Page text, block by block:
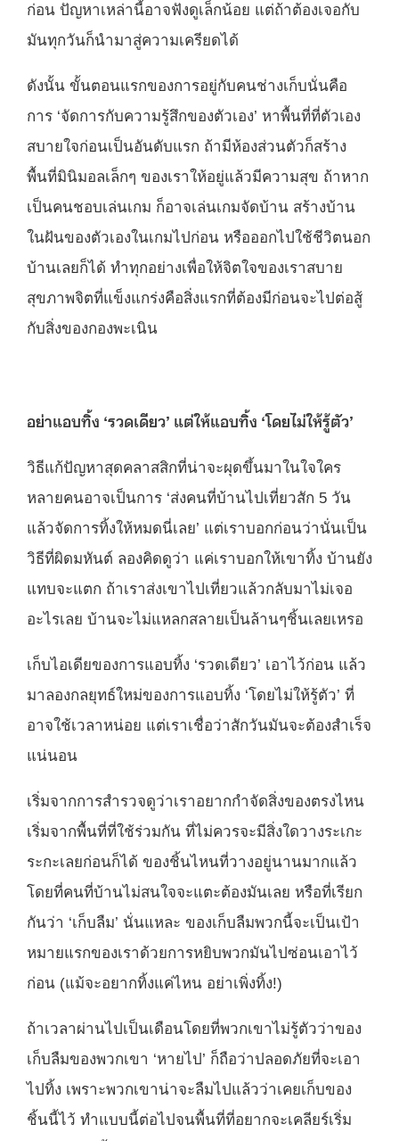
ก่อน ปัญหาเหล่านี้อาจฟังดูเล็กน้อย แต่ถ้าต้องเจอกับ
มันทุกวันก็นำมาสู่ความเครียดได้
ดังนั้น ขั้นตอนแรกของการอยู่กับคนช่างเก็บนั่นคือ
การ ‘จัดการกับความรู้สึกของตัวเอง’ หาพื้นที่ที่ตัวเอง
สบายใจก่อนเป็นอันดับแรก ถ้ามีห้องส่วนตัวก็สร้าง
พื้นที่มินิมอลเล็กๆ ของเราให้อยู่แล้วมีความสุข ถ้าหาก
เป็นคนชอบเล่นเกม ก็อาจเล่นเกมจัดบ้าน สร้างบ้าน
ในฝันของตัวเองในเกมไปก่อน หรือออกไปใช้ชีวิตนอก
บ้านเลยก็ได้ ทำทุกอย่างเพื่อให้จิตใจของเราสบาย
สุขภาพจิตที่แข็งแกร่งคือสิ่งแรกที่ต้องมีก่อนจะไปต่อสู้
กับสิ่งของกองพะเนิน
อย่าแอบทิ้ง ‘รวดเดียว’ แต่ให้แอบทิ้ง ‘โดยไม่ให้รู้ตัว’
วิธีแก้ปัญหาสุดคลาสสิกที่น่าจะผุดขึ้นมาในใจใคร
หลายคนอาจเป็นการ ‘ส่งคนที่บ้านไปเที่ยวสัก 5 วัน
แล้วจัดการทิ้งให้หมดนี่เลย’ แต่เราบอกก่อนว่านั่นเป็น
วิธีที่ผิดมหันต์ ลองคิดดูว่า แค่เราบอกให้เขาทิ้ง บ้านยัง
แทบจะแตก ถ้าเราส่งเขาไปเที่ยวแล้วกลับมาไม่เจอ
อะไรเลย บ้านจะไม่แหลกสลายเป็นล้านๆชิ้นเลยเหรอ
เก็บไอเดียของการแอบทิ้ง ‘รวดเดียว’ เอาไว้ก่อน แล้ว
มาลองกลยุทธ์ใหม่ของการแอบทิ้ง ‘โดยไม่ให้รู้ตัว’ ที่
อาจใช้เวลาหน่อย แต่เราเชื่อว่าสักวันมันจะต้องสำเร็จ
แน่นอน
เริ่มจากการสำรวจดูว่าเราอยากกำจัดสิ่งของตรงไหน
เริ่มจากพื้นที่ที่ใช้ร่วมกัน ที่ไม่ควรจะมีสิ่งใดวางระเกะ
ระกะเลยก่อนก็ได้ ของชิ้นไหนที่วางอยู่นานมากแล้ว
โดยที่คนที่บ้านไม่สนใจจะแตะต้องมันเลย หรือที่เรียก
กันว่า ‘เก็บลืม’ นั่นแหละ ของเก็บลืมพวกนี้จะเป็นเป้า
หมายแรกของเราด้วยการหยิบพวกมันไปซ่อนเอาไว้
ก่อน (แม้จะอยากทิ้งแค่ไหน อย่าเพิ่งทิ้ง!)
ถ้าเวลาผ่านไปเป็นเดือนโดยที่พวกเขาไม่รู้ตัวว่าของ
เก็บลืมของพวกเขา ‘หายไป’ ก็ถือว่าปลอดภัยที่จะเอา
ไปทิ้ง เพราะพวกเขาน่าจะลืมไปแล้วว่าเคยเก็บของ
ชิ้นนี้ไว้ ทำแบบนี้ต่อไปจนพื้นที่ที่อยากจะเคลียร์เริ่ม